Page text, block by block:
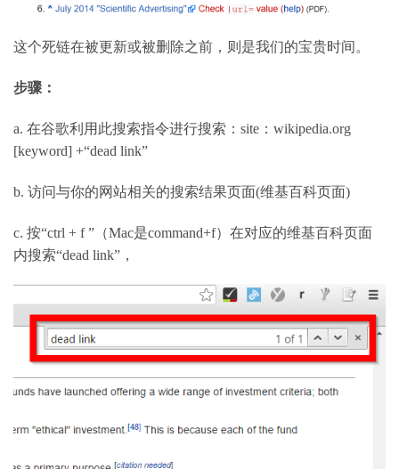
这个死链在被更新或被删除之前，则是我们的宝贵时间。
步骤：
a. 在谷歌利用此搜索指令进行搜索： site ： wikipedia.org
[keyword] +“dead link”
b. 访问与你的网站相关的搜索结果页面(维基百科页面)
c. 按“ctrl + f ” （Mac是command+f）在对应的维基百科页面
内搜索“dead link” ，